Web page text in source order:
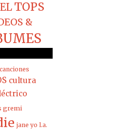
TOPS
&
canciones
cultura
gremi
jane yo l.a.